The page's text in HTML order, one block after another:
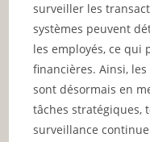
surveiller les
systèmes peuvent
les employés, ce qui
financières. Ainsi,
sont désormais en
tâches stratégiques,
surveillance